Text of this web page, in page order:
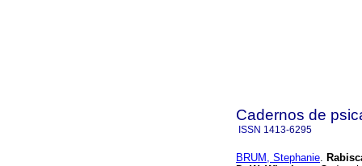
Cadernos de
ISSN 1413-6295
BRUM, Stephanie